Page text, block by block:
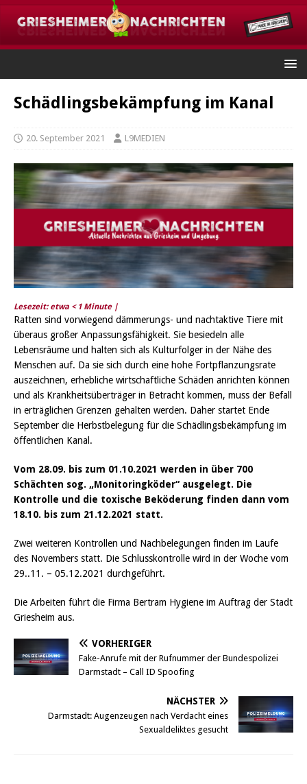
Schädlingsbekämpfung im Kanal
20. September 2021 L9MEDIEN
Lesezeit: etwa < 1 Minute |
Ratten sind vorwiegend dämmerungs- und nachtaktive Tiere mit
überaus großer Anpassungsfähigkeit. Sie besiedeln alle
Lebensräume und halten sich als Kulturfolger in der Nähe des
Menschen auf. Da sie sich durch eine hohe Fortpflanzungsrate
auszeichnen, erhebliche wirtschaftliche Schäden anrichten können
und als Krankheitsüberträger in Betracht kommen, muss der Befall
in erträglichen Grenzen gehalten werden. Daher startet Ende
September die Herbstbelegung für die Schädlingsbekämpfung im
öffentlichen Kanal.
Vom 28.09. bis zum 01.10.2021 werden in über 700
Schächten sog. „Monitoringköder“ ausgelegt. Die
Kontrolle und die toxische Beköderung finden dann vom
18.10. bis zum 21.12.2021 statt.
Zwei weiteren Kontrollen und Nachbelegungen finden im Laufe
des Novembers statt. Die Schlusskontrolle wird in der Woche vom
29..11. – 05.12.2021 durchgeführt.
Die Arbeiten führt die Firma Bertram Hygiene im Auftrag der Stadt
Griesheim aus.
VORHERIGER
Fake-Anrufe mit der Rufnummer der Bundespolizei
Darmstadt – Call ID Spoofing
NÄCHSTER
Darmstadt: Augenzeugen nach Verdacht eines
Sexualdeliktes gesucht